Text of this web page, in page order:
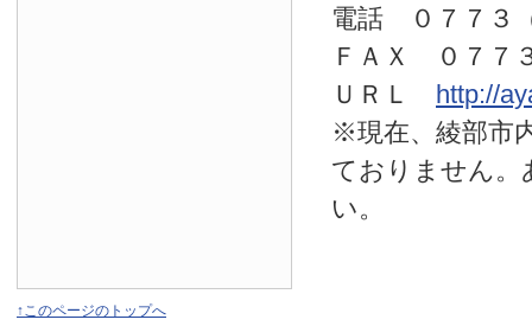
電話 ０７７
ＦＡＸ ０７７
ＵＲＬ http://
※現在、綾部市
ておりません。
い。
↑このページのトップへ